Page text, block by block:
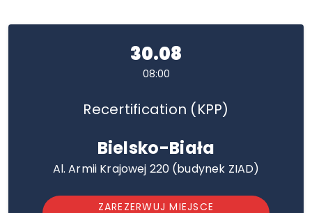
30.08
08:00
Recertification (KPP)
Bielsko-Biała
Al. Armii Krajowej 220 (budynek ZIAD)
ZAREZERWUJ MIEJSCE